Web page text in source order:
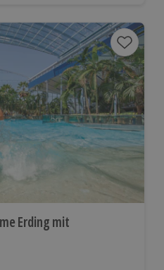
Erding mit